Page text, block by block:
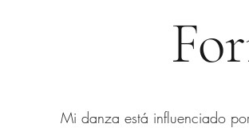
Mi danza está influenciado